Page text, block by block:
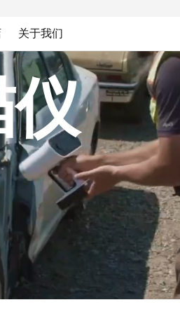
关于我们
仪